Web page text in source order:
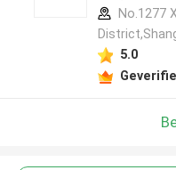
No.1277
5.0